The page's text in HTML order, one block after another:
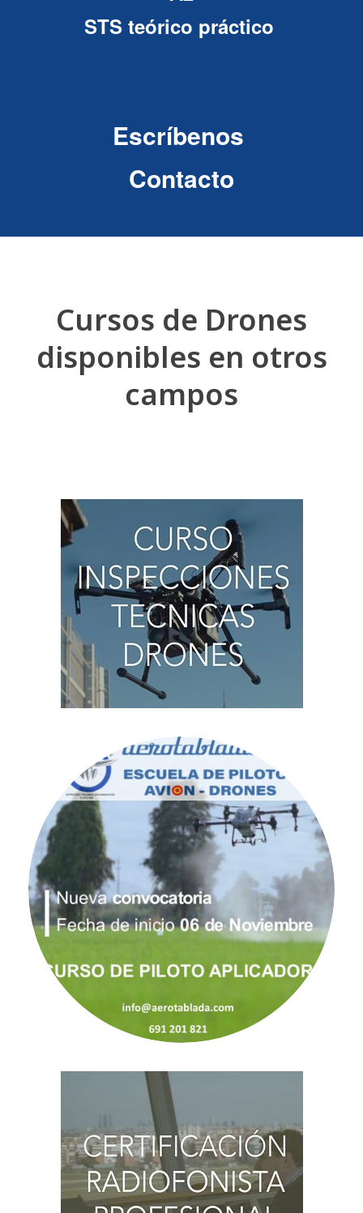
STS teórico práctico
Escríbenos
Contacto
Cursos de Drones
disponibles en otros
campos